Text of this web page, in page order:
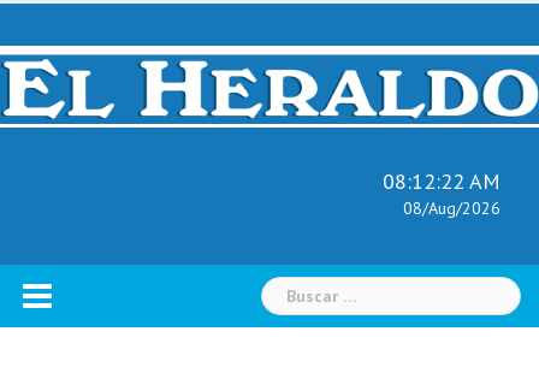
Skip
content
08:12:23 AM
08/Aug/2026
Buscar: